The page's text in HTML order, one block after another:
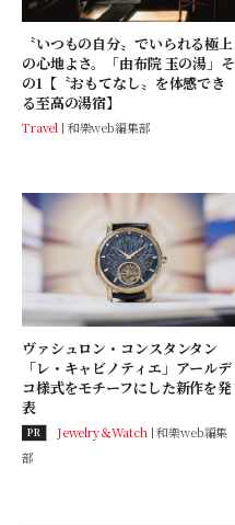
〝いつもの自分〟でいられる極上
の心地よさ。「由布院 玉の湯」そ
の1【〝おもてなし〟を体感でき
る至高の湯宿】
Travel 和樂web編集部
ヴァシュロン・コンスタンタン
「レ・キャビノティエ」アールデ
コ様式をモチーフにした新作を発
表
PR Jewelry＆Watch 和樂web編集
部